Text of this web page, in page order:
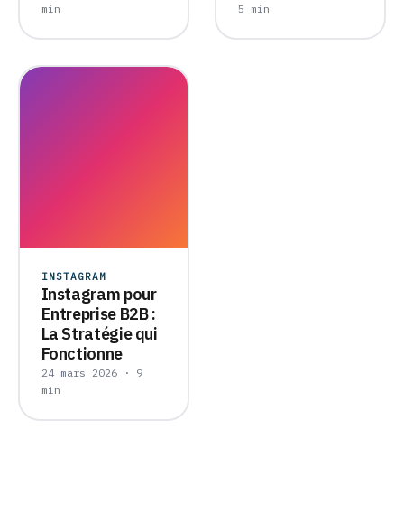
min
5 min
INSTAGRAM
Instagram pour
Entreprise B2B :
La Stratégie qui
Fonctionne
24 mars 2026 · 9
min